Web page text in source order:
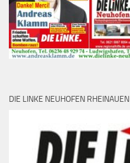
DIE LINKE NEUHOFEN RHEINAUEN